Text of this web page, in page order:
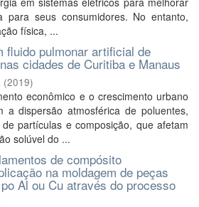
para seus consumidores. No entanto,
física, ...
fluido pulmonar artificial de
cidades de Curitiba e Manaus
(2019)
econômico e o crescimento urbano
a dispersão atmosférica de poluentes,
partículas e composição, que afetam
solúvel do ...
de compósito
na moldagem de peças
Al ou Cu através do processo